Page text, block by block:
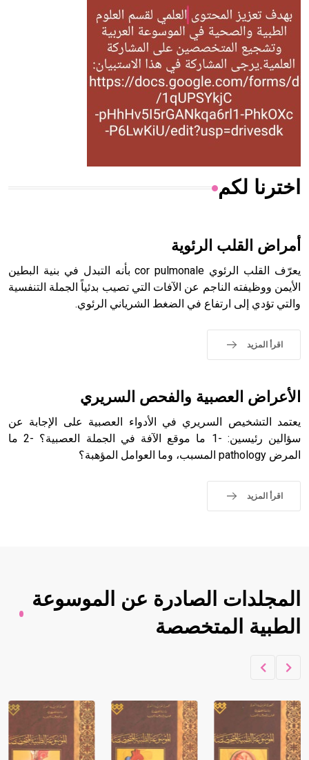
الحكم، الأدلة، تنظيم التغذية، ورسالته في جروح الرأس. ويعود
له الفضل بأنه حرر الطب من الدين والفلسفة.
- هل تعلم أن المرجان إفراز حيواني يتكون في البحر ويتركب
من مادة كربونات الكلسيوم، وهو أحمر أو شديد الحمرة وهو
أجود أنواعه، ويمتاز بكبر الحجم ويسمى الش
هل تعلم أن الأبسيد كلمة فرنسية اللفظ تم اعتمادها مصطلحاً
- هل تعلم أن أبجر Abgar اسم معروف جيداً يعود إلى عدد من
التاسع، وهم ينتسبون إلى أسرة أوسروين
- هل تعلم أن الأبجدية الكنعانية تتألف من /22/ علامة كتابية
sign تكتب منفصلة غير متصلة، وتعتمد المبدأ الأكوروفوني،
حيث تقتصر القيمة الصوتية للعلامة الك
اخترنا لكم
أمراض القلب الرئوية
يعرّف القلب الرئوي cor pulmonale بأنه التبدل في بنية البطين
الأيمن ووظيفته الناجم عن الآفات التي تصيب بدئياً الجملة التنفسية
والتي تؤدي إلى ارتفاع في الضغط الشرياني الرئوي.
اقرأ المزيد
الأعراض العصبية والفحص السريري
يعتمد التشخيص السريري في الأدواء العصبية على الإجابة عن
سؤالين رئيسين: -1 ما موقع الآفة في الجملة العصبية؟ -2 ما
المرض pathology المسبب، وما العوامل المؤهبة؟
اقرأ المزيد
المجلدات الصادرة عن الموسوعة
الطبية المتخصصة